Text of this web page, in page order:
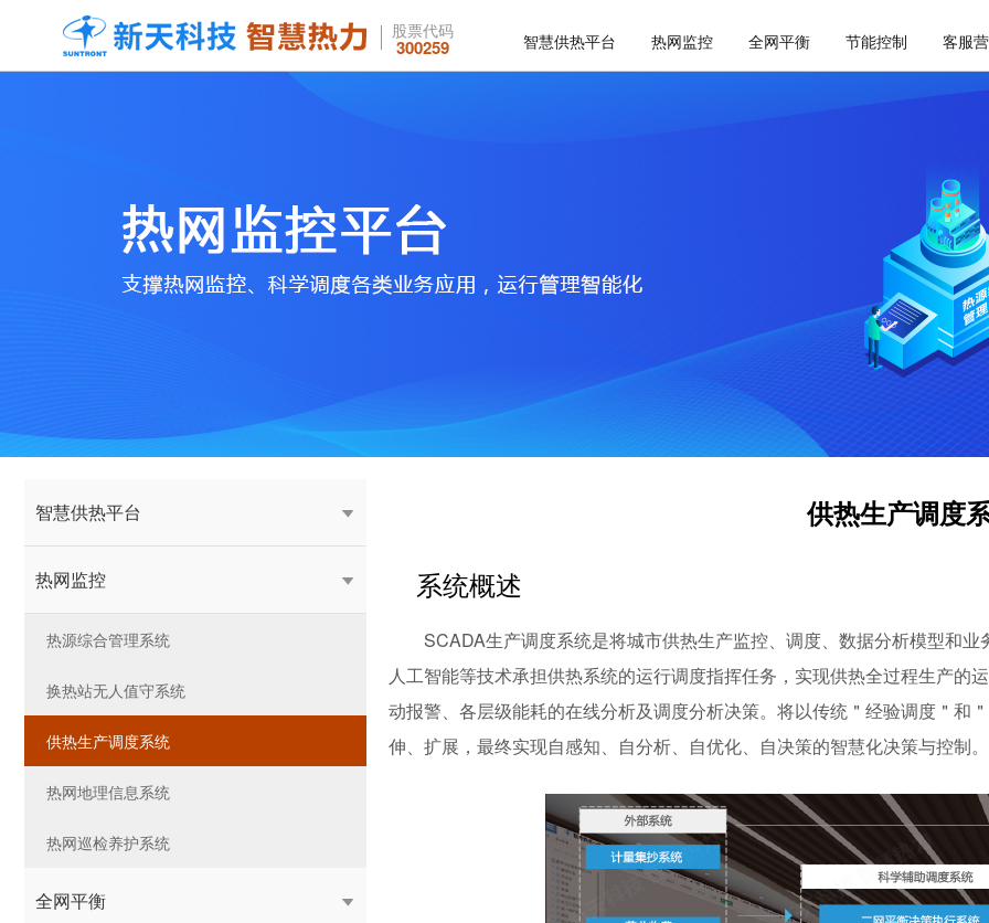
股票代码
300259 智慧供热平台 热网监控 全网平衡 节能控制 客服
智慧供热平台 
热网监控 
热源综合管理系统
换热站无人值守系统
供热生产调度系统
热网地理信息系统
热网巡检养护系统
全网平衡 
供热生产调度
系统概述
SCADA生产调度系统是将城市供热生产监控、调度、数据分析模型和
人工智能等技术承担供热系统的运行调度指挥任务，实现供热全过程生产的
动报警、各层级能耗的在线分析及调度分析决策。将以传统＂经验调度＂和
伸、扩展，最终实现自感知、自分析、自优化、自决策的智慧化决策与控制。